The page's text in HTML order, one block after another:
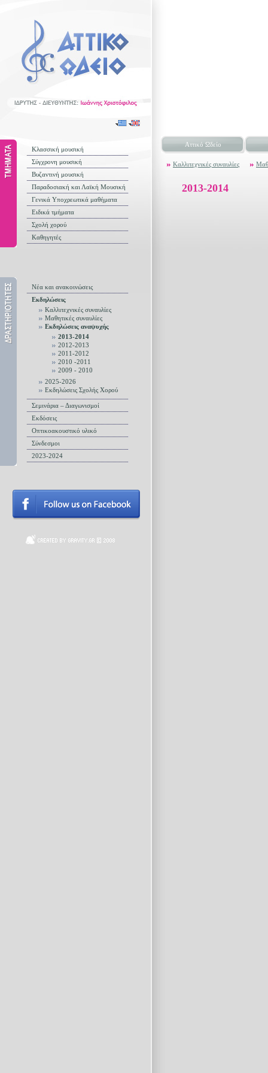
Κλασσική μουσική
Σύγχρονη μουσική
Βυζαντινή μουσική
Παραδοσιακή και Λαϊκή Μουσική
Γενικά Υποχρεωτικά μαθήματα
Ειδικά τμήματα
Σχολή χορού
Καθηγητές
Νέα και ανακοινώσεις
Εκδηλώσεις
Καλλιτεχνικές συναυλίες
Μαθητικές συναυλίες
Εκδηλώσεις αναψυχής
2013-2014
2012-2013
2011-2012
2010 -2011
2009 - 2010
2025-2026
Εκδηλώσεις Σχολής Χορού
Σεμινάρια – Διαγωνισμοί
Εκδόσεις
Οπτικοακουστικό υλικό
Σύνδεσμοι
2023-2024
Αττικό Ωδείο
Καλλιτεχνικές συναυλίες
2013-2014